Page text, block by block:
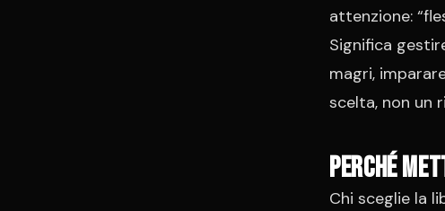
attenzione:
Significa
magri,
scelta, non un
Perché
Chi sceglie la